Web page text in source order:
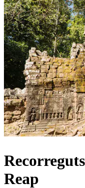
Reap